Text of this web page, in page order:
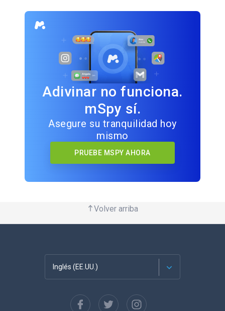
Adivinar no funciona.
mSpy sí.
Asegure su tranquilidad hoy
mismo
PRUEBE MSPY AHORA
Volver arriba
Inglés (EE.UU.)